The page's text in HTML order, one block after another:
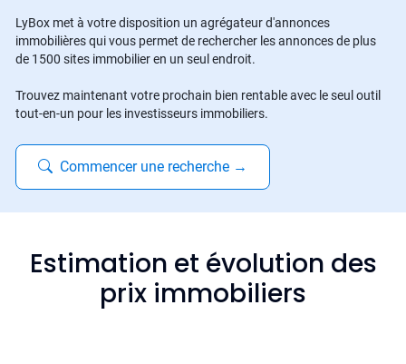
LyBox met à votre disposition un agrégateur d'annonces
immobilières qui vous permet de rechercher les annonces de plus
de 1500 sites immobilier en un seul endroit.
Trouvez maintenant votre prochain bien rentable avec le seul outil
tout-en-un pour les investisseurs immobiliers.
Commencer une recherche →
Estimation et évolution des
prix immobiliers